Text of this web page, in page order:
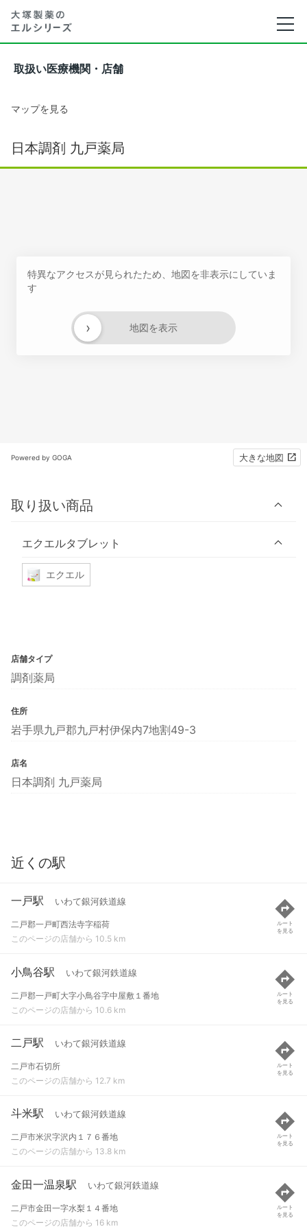
取扱い医療機関・店舗
マップを見る
日本調剤 九戸薬局
特異なアクセスが見られたため、地図を非表示にしていま
す
地図を表示
›
Powered by GOGA 大きな地図
取り扱い商品
エクエルタブレット
エクエル
店舗タイプ
調剤薬局
住所
岩手県九戸郡九戸村伊保内7地割49-3
店名
日本調剤 九戸薬局
近くの駅
一戸駅 いわて銀河鉄道線
二戸郡一戸町西法寺字稲荷
このページの店舗から 10.5 km
ルート
を見る
小鳥谷駅 いわて銀河鉄道線
二戸郡一戸町大字小鳥谷字中屋敷１番地
このページの店舗から 10.6 km
ルート
を見る
二戸駅 いわて銀河鉄道線
二戸市石切所
このページの店舗から 12.7 km
ルート
を見る
斗米駅 いわて銀河鉄道線
二戸市米沢字沢内１７６番地
このページの店舗から 13.8 km
ルート
を見る
金田一温泉駅 いわて銀河鉄道線
二戸市金田一字水梨１４番地
このページの店舗から 16 km
ルート
を見る